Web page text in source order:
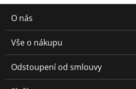
O nás
Vše o nákupu
Odstoupení od smlouvy